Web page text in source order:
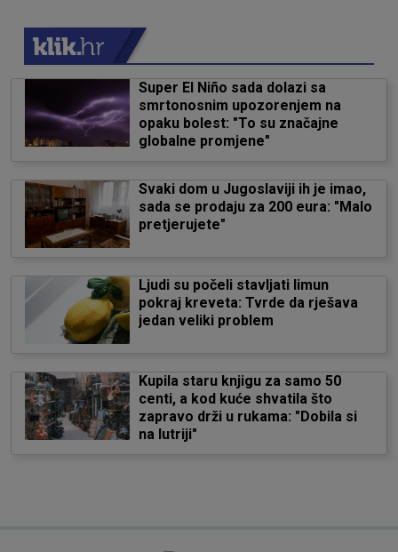
Super El Niño sada dolazi sa
smrtonosnim upozorenjem na
opaku bolest: "To su značajne
globalne promjene"
Svaki dom u Jugoslaviji ih je imao,
sada se prodaju za 200 eura: "Malo
pretjerujete"
Ljudi su počeli stavljati limun
pokraj kreveta: Tvrde da rješava
jedan veliki problem
Kupila staru knjigu za samo 50
centi, a kod kuće shvatila što
zapravo drži u rukama: "Dobila si
na lutriji"